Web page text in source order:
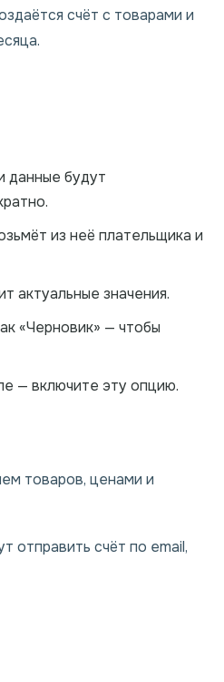
счёт с товарами и
данные будут
из неё плательщика и
актуальные значения.
«Черновик» — чтобы
— включите эту опцию.
товаров, ценами и
отправить счёт по email,